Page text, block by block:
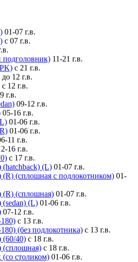
01-07 г.в.
с 07 г.в.
подголовник) 11-21 г.в.
с 21 г.в.
до 12 г.в.
с 12 г.в.
г.в.
09-12 г.в.
05-16 г.в.
01-06 г.в.
01-06 г.в.
11 г.в.
16 г.в.
с 17 г.в.
(hatchback) (L) 01-07 г.в.
(R) (сплошная с подлокотником) 01-
(R) (сплошная) 01-07 г.в.
(sedan) (L) 01-06 г.в.
07-12 г.в.
с 13 г.в.
(без подлокотника) с 13 г.в.
(60/40) с 18 г.в.
(сплошная) с 18 г.в.
столиком) 01-06 г.в.